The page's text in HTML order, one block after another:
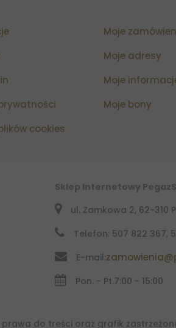
cookies
Moje
Moje adresy
Moje
Moje bony
Sklep Internetowy
ul. Zamkowa 2, 62-310
Telefon: 507 822 367,
E-mail:
Pon. - Pt.7:00 - 15:00
prawa do treści oraz grafik